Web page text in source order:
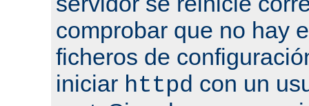
comprobar que no hay
ficheros de
iniciar httpd con un